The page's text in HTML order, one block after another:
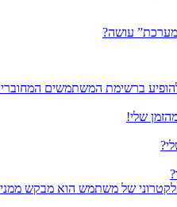
עושה?
ברשימת המשתמשים
שלי!
של משתמש הוא מבקש